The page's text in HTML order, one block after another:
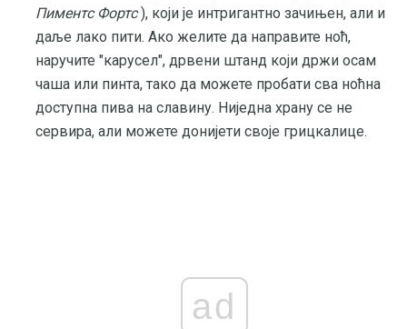
Пиментс Фортс), који је интригантно зачињен, али и
даље лако пити. Ако желите да направите ноћ,
наручите "карусел", дрвени штанд који држи осам
чаша или пинта, тако да можете пробати сва ноћна
доступна пива на славину. Ниједна храну се не
сервира, али можете донијети своје грицкалице.
ad